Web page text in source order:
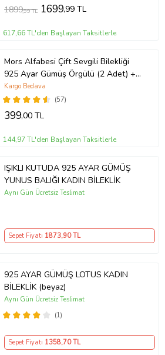
1899,99 TL 1699,99 TL
617,66 TL'den Başlayan Taksitlerle
Mors Alfabesi Çift Sevgili Bilekliği
925 Ayar Gümüş Örgülü (2 Adet) +
1 Adet Hediye Bileklik
(57)
Kargo Bedava
399,00 TL
144,97 TL'den Başlayan Taksitlerle
IŞIKLI KUTUDA 925 AYAR GÜMÜŞ
YUNUS BALIĞI KADIN BİLEKLİK
Aynı Gün Ücretsiz Teslimat
Sepet Fiyatı 1873,90 TL
925 AYAR GÜMÜŞ LOTUS KADIN
BİLEKLİK (beyaz)
(1)
Aynı Gün Ücretsiz Teslimat
Sepet Fiyatı 1358,70 TL